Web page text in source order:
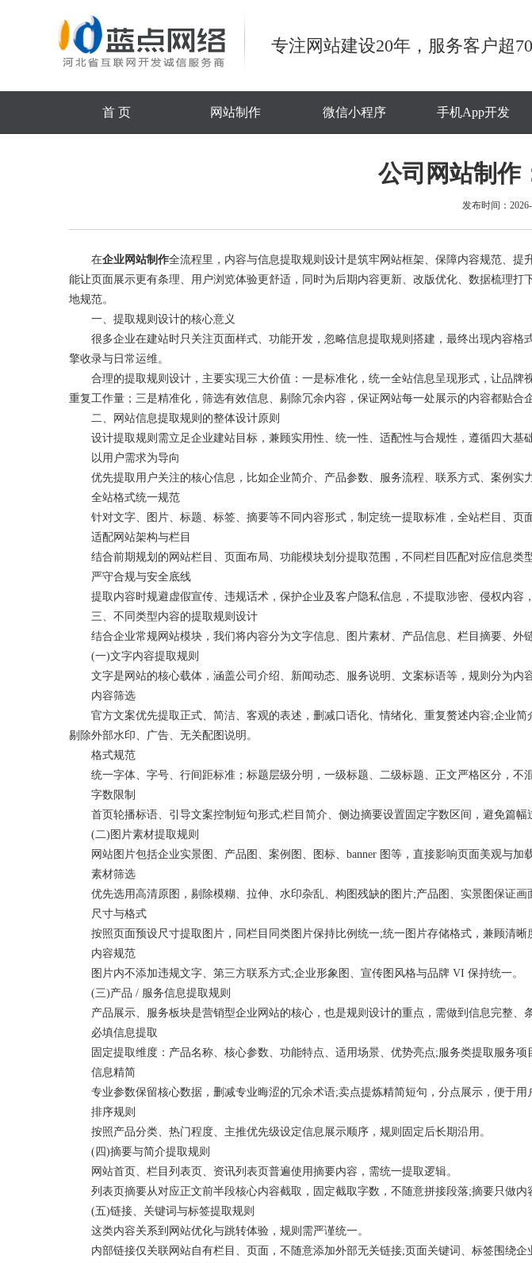
专注网站建设20年，服务客户超
首 页 网站制作 微信小程序 手机App开发
公司网站制作
发布时间：
在企业网站制作全流程里，内容与信息提取规则设计是筑牢网站框架、保障内容规范、
能让页面展示更有条理、用户浏览体验更舒适，同时为后期内容更新、改版优化、数据梳理
地规范。
一、提取规则设计的核心意义
很多企业在建站时只关注页面样式、功能开发，忽略信息提取规则搭建，最终出现内容格
擎收录与日常运维。
合理的提取规则设计，主要实现三大价值：一是标准化，统一全站信息呈现形式，让品牌
重复工作量；三是精准化，筛选有效信息、剔除冗余内容，保证网站每一处展示的内容都贴合
二、网站信息提取规则的整体设计原则
设计提取规则需立足企业建站目标，兼顾实用性、统一性、适配性与合规性，遵循四大基
以用户需求为导向
优先提取用户关注的核心信息，比如企业简介、产品参数、服务流程、联系方式、案例实
全站格式统一规范
针对文字、图片、标题、标签、摘要等不同内容形式，制定统一提取标准，全站栏目、页
适配网站架构与栏目
结合前期规划的网站栏目、页面布局、功能模块划分提取范围，不同栏目匹配对应信息类
严守合规与安全底线
提取内容时规避虚假宣传、违规话术，保护企业及客户隐私信息，不提取涉密、侵权内容，
三、不同类型内容的提取规则设计
结合企业常规网站模块，我们将内容分为文字信息、图片素材、产品信息、栏目摘要、外
(一)文字内容提取规则
文字是网站的核心载体，涵盖公司介绍、新闻动态、服务说明、文案标语等，规则分为内
内容筛选
官方文案优先提取正式、简洁、客观的表述，删减口语化、情绪化、重复赘述内容;企业简
剔除外部水印、广告、无关配图说明。
格式规范
统一字体、字号、行间距标准；标题层级分明，一级标题、二级标题、正文严格区分，不
字数限制
首页轮播标语、引导文案控制短句形式;栏目简介、侧边摘要设置固定字数区间，避免篇幅
(二)图片素材提取规则
网站图片包括企业实景图、产品图、案例图、图标、banner 图等，直接影响页面美观与加
素材筛选
优先选用高清原图，剔除模糊、拉伸、水印杂乱、构图残缺的图片;产品图、实景图保证画
尺寸与格式
按照页面预设尺寸提取图片，同栏目同类图片保持比例统一;统一图片存储格式，兼顾清晰
内容规范
图片内不添加违规文字、第三方联系方式;企业形象图、宣传图风格与品牌 VI 保持统一。
(三)产品 / 服务信息提取规则
产品展示、服务板块是营销型企业网站的核心，也是规则设计的重点，需做到信息完整、条
必填信息提取
固定提取维度：产品名称、核心参数、功能特点、适用场景、优势亮点;服务类提取服务项
信息精简
专业参数保留核心数据，删减专业晦涩的冗余术语;卖点提炼精简短句，分点展示，便于用
排序规则
按照产品分类、热门程度、主推优先级设定信息展示顺序，规则固定后长期沿用。
(四)摘要与简介提取规则
网站首页、栏目列表页、资讯列表页普遍使用摘要内容，需统一提取逻辑。
列表页摘要从对应正文前半段核心内容截取，固定截取字数，不随意拼接段落;摘要只做内
(五)链接、关键词与标签提取规则
这类内容关系到网站优化与跳转体验，规则需严谨统一。
内部链接仅关联网站自有栏目、页面，不随意添加外部无关链接;页面关键词、标签围绕企